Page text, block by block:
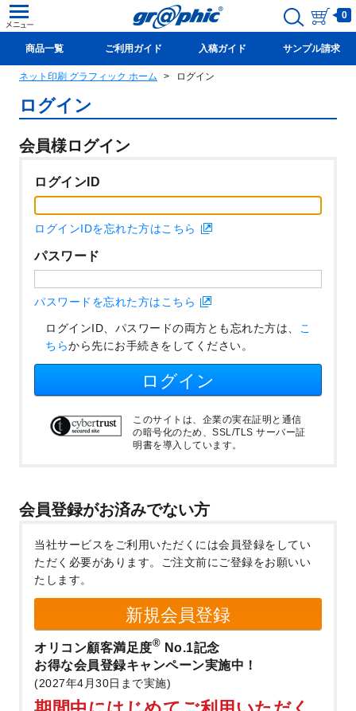
0
商品一覧 ご利用ガイド 入稿ガイド サンプル請求
新規会員登録(無料)
ネット印刷 グラフィック ホーム ログイン
ログイン
会員様ログイン
ログインID
ログインIDを忘れた方はこちら
パスワード
パスワードを忘れた方はこちら
ログインID、パスワードの両方とも忘れた方は、 こ
ちらから先にお手続きをしてください。
ログイン
このサイトは、企業の実在証明と通信
の暗号化のため、SSL/TLS サーバー証
明書を導入しています。
会員登録がお済みでない方
当社サービスをご利用いただくには会員登録をしてい
ただく必要があります。
ご注文前にご登録をお願いい
たします。
新規会員登録
オリコン顧客満足度® No.1記念
お得な会員登録キャンペーン実施中！
(2027年4月30日まで実施)